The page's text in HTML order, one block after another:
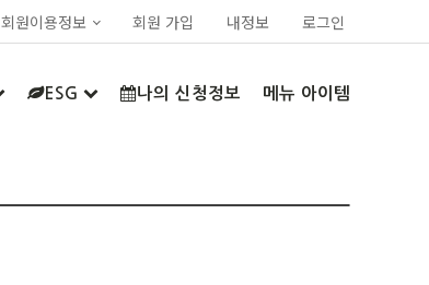
회원이용정보 회원 가입 내정보 로그인
ESG 나의 신청정보 메뉴 아이템